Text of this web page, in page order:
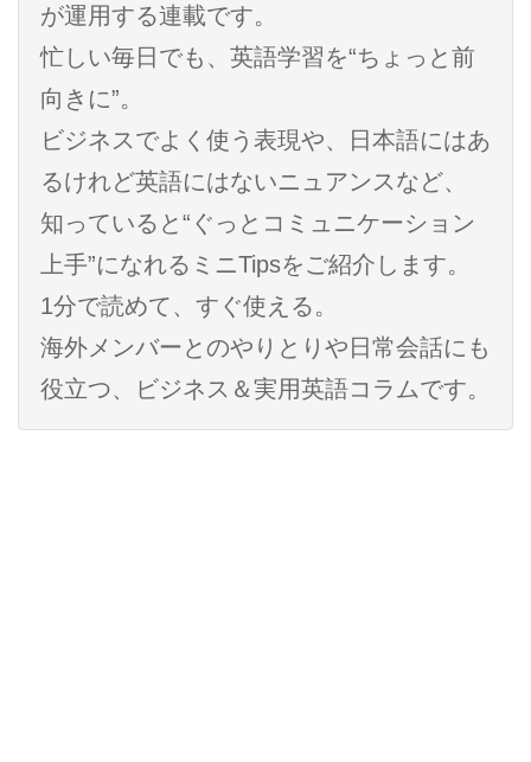
が運用する連載です。
忙しい毎日でも、英語学習を“ちょっと前
向きに”。
ビジネスでよく使う表現や、日本語にはあ
るけれど英語にはないニュアンスなど、
知っていると“ぐっとコミュニケーション
上手”になれるミニTipsをご紹介します。
1分で読めて、すぐ使える。
海外メンバーとのやりとりや日常会話にも
役立つ、ビジネス＆実用英語コラムです。